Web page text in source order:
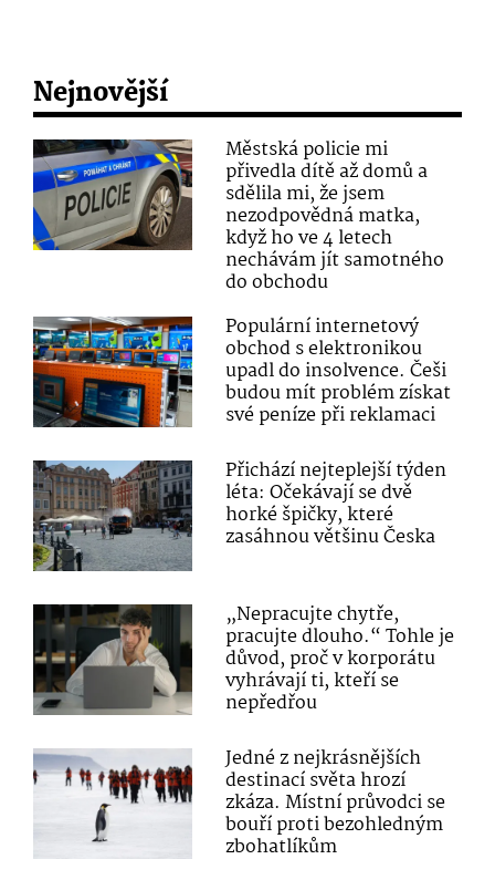
Nejnovější
Městská policie mi
přivedla dítě až domů a
sdělila mi, že jsem
nezodpovědná matka,
když ho ve 4 letech
nechávám jít samotného
do obchodu
Populární internetový
obchod s elektronikou
upadl do insolvence. Češi
budou mít problém získat
své peníze při reklamaci
Přichází nejteplejší týden
léta: Očekávají se dvě
horké špičky, které
zasáhnou většinu Česka
„Nepracujte chytře,
pracujte dlouho.“ Tohle je
důvod, proč v korporátu
vyhrávají ti, kteří se
nepředřou
Jedné z nejkrásnějších
destinací světa hrozí
zkáza. Místní průvodci se
bouří proti bezohledným
zbohatlíkům